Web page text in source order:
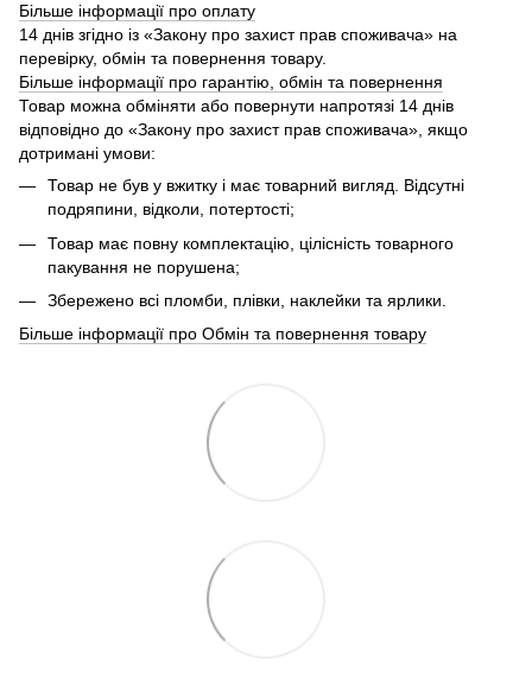
Більше інформації про оплату
14 днів згідно із «Закону про захист прав споживача» на
перевірку, обмін та повернення товару.
Більше інформації про гарантію, обмін та повернення
Товар можна обміняти або повернути напротязі 14 днів
відповідно до «Закону про захист прав споживача», якщо
дотримані умови:
Товар не був у вжитку і має товарний вигляд. Відсутні
подряпини, відколи, потертості;
Товар має повну комплектацію, цілісність товарного
пакування не порушена;
Збережено всі пломби, плівки, наклейки та ярлики.
Більше інформації про Обмін та повернення товару